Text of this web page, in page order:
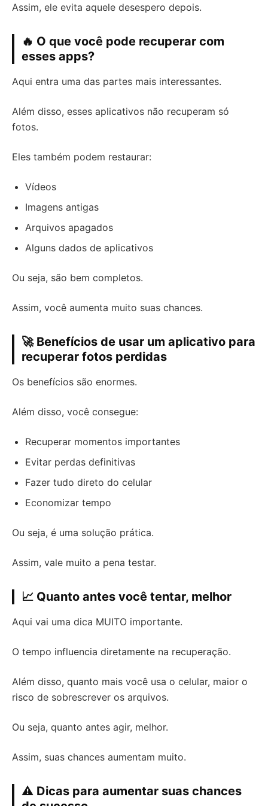
Assim, ele evita aquele desespero depois.
🔥 O que você pode recuperar com
esses apps?
Aqui entra uma das partes mais interessantes.
Além disso, esses aplicativos não recuperam só
fotos.
Eles também podem restaurar:
Vídeos
Imagens antigas
Arquivos apagados
Alguns dados de aplicativos
Ou seja, são bem completos.
Assim, você aumenta muito suas chances.
🚀 Benefícios de usar um aplicativo para
recuperar fotos perdidas
Os benefícios são enormes.
Além disso, você consegue:
Recuperar momentos importantes
Evitar perdas definitivas
Fazer tudo direto do celular
Economizar tempo
Ou seja, é uma solução prática.
Assim, vale muito a pena testar.
📈 Quanto antes você tentar, melhor
Aqui vai uma dica MUITO importante.
O tempo influencia diretamente na recuperação.
Além disso, quanto mais você usa o celular, maior o
risco de sobrescrever os arquivos.
Ou seja, quanto antes agir, melhor.
Assim, suas chances aumentam muito.
⚠️ Dicas para aumentar suas chances